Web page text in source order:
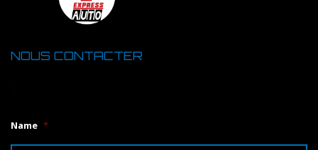
NOUS CONTACTER
Name *